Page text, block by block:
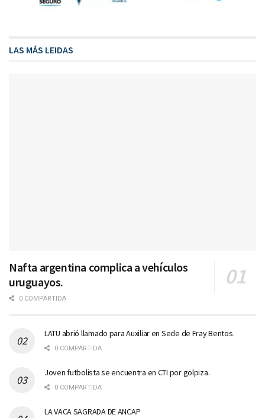
LAS MÁS LEIDAS
Nafta argentina complica a vehículos
uruguayos.
0 COMPARTIDA
LATU abrió llamado para Auxiliar en Sede de Fray Bentos.
0 COMPARTIDA
Joven futbolista se encuentra en CTI por golpiza.
0 COMPARTIDA
LA VACA SAGRADA DE ANCAP